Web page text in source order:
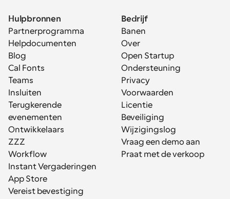
Hulpbronnen
Partnerprogramma
Helpdocumenten
Blog
Cal Fonts
Teams
Insluiten
Terugkerende
evenementen
Ontwikkelaars
ZZZ
Workflow
Instant Vergaderingen
App Store
Vereist bevestiging
Bedrijf
Banen
Over
Open Startup
Ondersteuning
Privacy
Voorwaarden
Licentie
Beveiliging
Wijzigingslog
Vraag een demo aan
Praat met de verkoop